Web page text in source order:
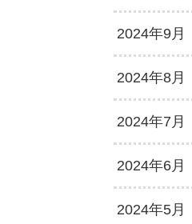
2024年9月
2024年8月
2024年7月
2024年6月
2024年5月